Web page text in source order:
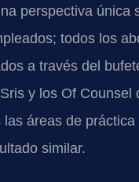
perspectiva
todos los
a través del
y los Of
áreas de
similar.